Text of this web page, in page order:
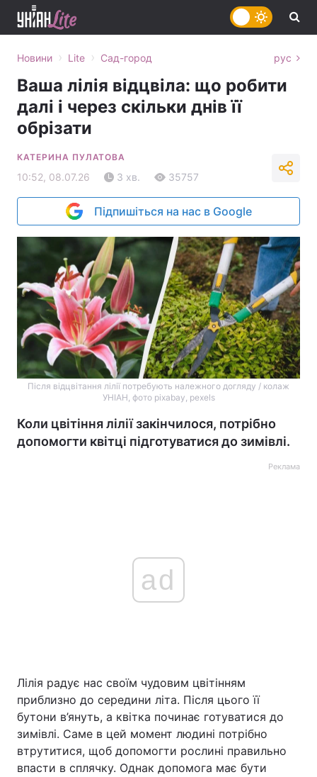
Головна Війна
Україна
Економіка Світ
Новини › Lite › Сад-город рус
Ваша лілія відцвіла: що робити
далі і через скільки днів її
обрізати
КАТЕРИНА ПУЛАТОВА
10:52, 08.07.26 3 хв. 35757
Підпишіться на нас в Google
Після відцвітання лілії потребують належного догляду / колаж
УНІАН, фото pixabay, pexels
Коли цвітіння лілії закінчилося, потрібно
допомогти квітці підготуватися до зимівлі.
Реклама
ad
Лілія радує нас своїм чудовим цвітінням
приблизно до середини літа. Після цього її
бутони в’януть, а квітка починає готуватися до
зимівлі. Саме в цей момент людині потрібно
втрутитися, щоб допомогти рослині правильно
впасти в сплячку. Однак допомога має бути